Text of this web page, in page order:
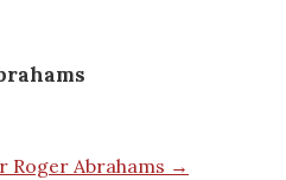
Roger Abrahams →